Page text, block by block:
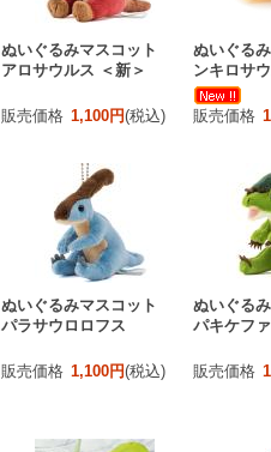
ぬいぐるみマスコット
アロサウルス ＜新＞
販売価格 1,100円(税込)
ぬいぐる
ンキロサ
販売価格
ぬいぐるみマスコット
パラサウロロフス
販売価格 1,100円(税込)
ぬいぐる
パキケフ
販売価格